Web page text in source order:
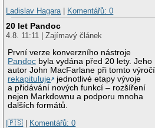
Ladislav Hagara | Komentářů: 0
20 let Pandoc
4.8. 11:11 | Zajímavý článek
První verze konverzního nástroje
Pandoc byla vydána před 20 lety. Jeho
autor John MacFarlane při tomto výročí
rekapituluje
jednotlivé etapy vývoje
a přidávání nových funkcí – rozšíření
nejen Markdownu a podporu mnoha
dalších formátů.
|🇵🇸 | Komentářů: 0